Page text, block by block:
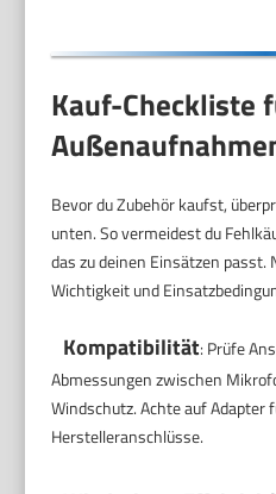
Kauf-Checkliste
Bevor du Zubehör kaufst,
unten. So vermeidest du
das zu deinen Einsätzen
Wichtigkeit und
Kompatibilität: Prüfe
Abmessungen zwischen
Windschutz. Achte auf Adapter
Herstelleranschlüsse.